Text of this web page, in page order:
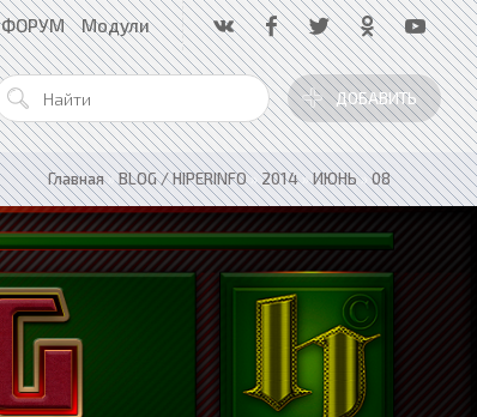
ФОРУМ Модули
ДОБАВИТЬ
Главная»BLOG / HIPERINFO»2014»ИЮНЬ»08